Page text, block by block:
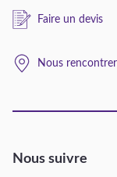
Faire un devis
Nous rencontrer
Nous suivre